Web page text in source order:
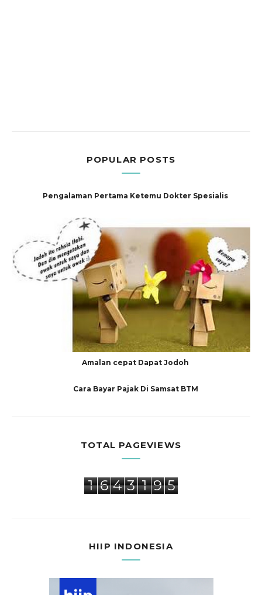
POPULAR POSTS
Pengalaman Pertama Ketemu Dokter Spesialis
Amalan cepat Dapat Jodoh
Cara Bayar Pajak Di Samsat BTM
TOTAL PAGEVIEWS
1 6 4 3 1 9 5
HIIP INDONESIA